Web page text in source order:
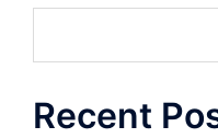
Recent